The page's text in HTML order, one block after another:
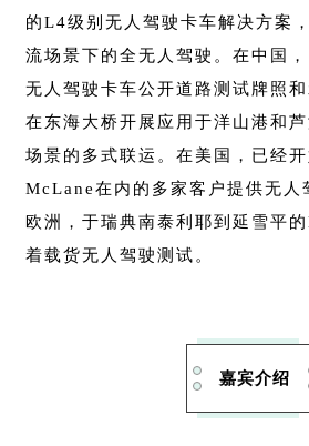
的L4级别无人驾驶卡车解决方案
流场景下的全无人驾驶。在中国
无人驾驶卡车公开道路测试牌照
在东海大桥开展应用于洋山港和
场景的多式联运。在美国，已经开
McLane在内的多家客户提供无人
欧洲，于瑞典南泰利耶到延雪平
着载货无人驾驶测试。
嘉宾介绍